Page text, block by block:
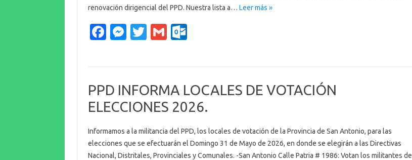
renovación dirigencial del PPD. Nuestra lista a… Leer más »
Fa
b
o
o
k
M
n
g
er
T
te
r
G
o
k.
c
o
m
PPD INFORMA LOCALES DE VOTACIÓN
ELECCIONES 2026.
Informamos a la militancia del PPD, los locales de votación de la Provincia de San Antonio, para las
elecciones que se efectuarán el Domingo 31 de Mayo de 2026, en donde se elegirán a las Directivas
Nacional, Distritales, Provinciales y Comunales. -San Antonio Calle Patria # 1986: Votan los militantes de